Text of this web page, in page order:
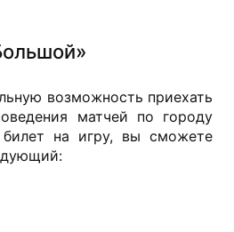
возможность приехать
матчей по городу
на игру, вы сможете